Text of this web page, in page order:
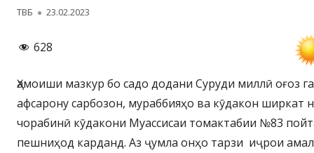
Автор
ТВБ Опубликовано
23.02.2023
628
Ҳамоиши мазкур бо садо додани Суруди миллӣ оғоз
афсарону сарбозон, мураббияҳо ва кӯдакон ширкат
чорабинӣ кӯдакони Муассисаи томактабии №83
пешниҳод карданд. Аз ҷумла онҳо тарзи иҷрои